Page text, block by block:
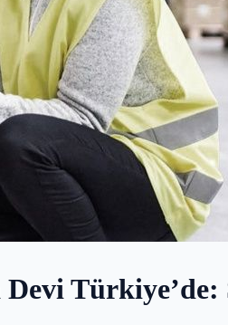
Türkiye’de: